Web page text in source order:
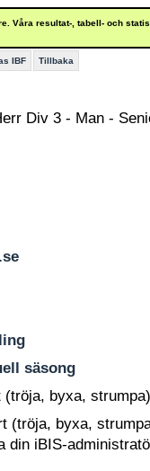
Våra resultat-, tabell- och
IBF Tillbaka
Div 3 - Man -
säsong
(tröja, byxa, strumpa)
(tröja, byxa,
din iBIS-